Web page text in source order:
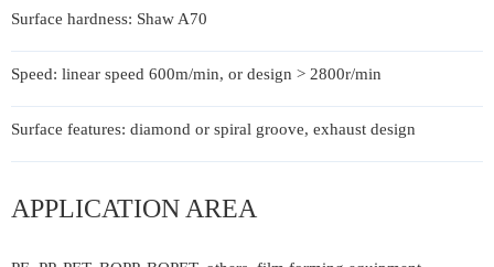
Surface hardness: Shaw A70
Speed: linear speed 600m/min, or design > 2800r/min
Surface features: diamond or spiral groove, exhaust design
APPLICATION AREA